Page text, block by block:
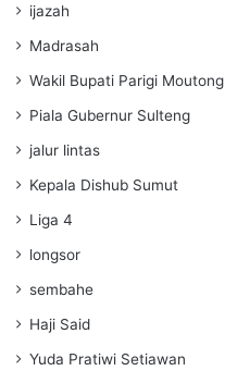
ijazah
Madrasah
Wakil Bupati Parigi Moutong
Piala Gubernur Sulteng
jalur lintas
Kepala Dishub Sumut
Liga 4
longsor
sembahe
Haji Said
Yuda Pratiwi Setiawan